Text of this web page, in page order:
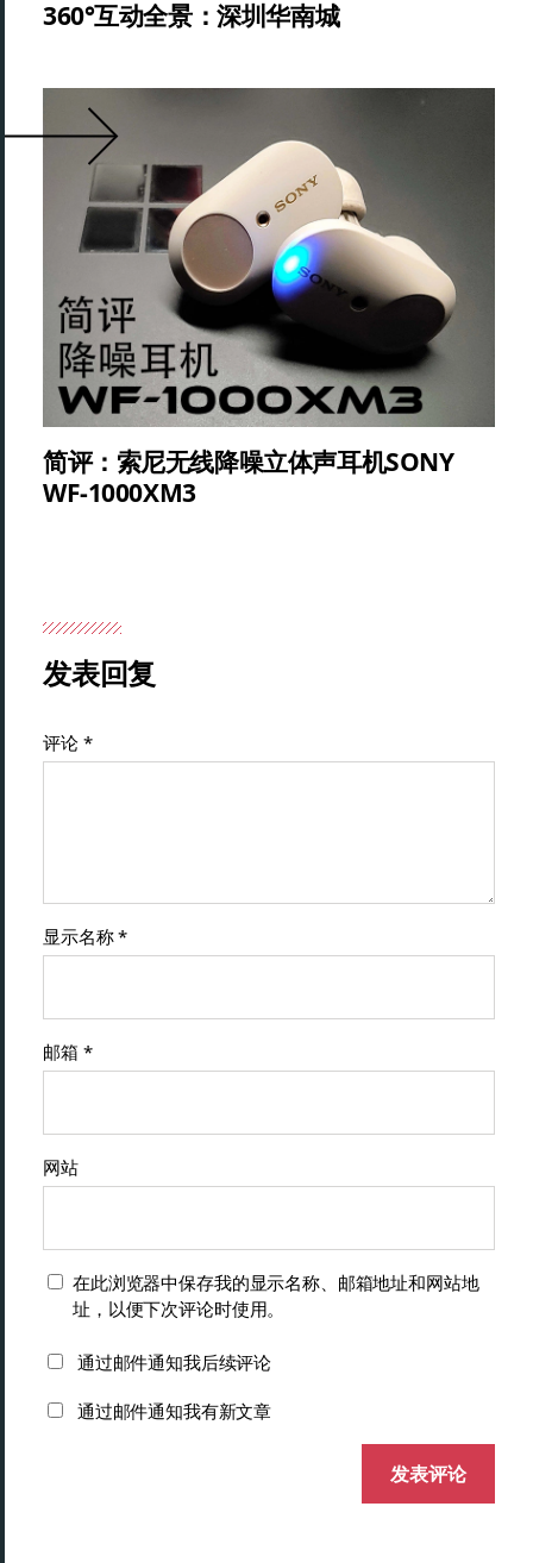
360°互动全景：深圳华南城
简评：索尼无线降噪立体声耳机SONY
WF-1000XM3
发表回复
评论 *
显示名称*
邮箱 *
网站
在此浏览器中保存我的显示名称、邮箱地址和网站地
址，以便下次评论时使用。
通过邮件通知我后续评论
通过邮件通知我有新文章